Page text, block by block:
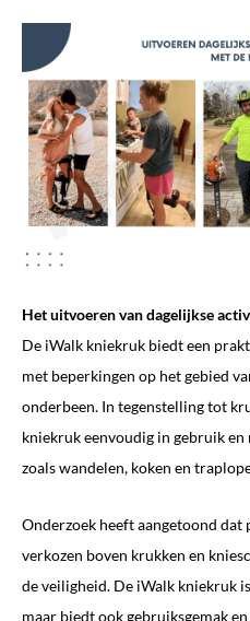
Het uitvoeren van dagelijkse
De iWalk kniekruk biedt een
met beperkingen op het gebied
onderbeen. In tegenstelling tot
kniekruk eenvoudig in gebruik
zoals wandelen, koken en
Onderzoek heeft aangetoond
verkozen boven krukken en
de veiligheid. De iWalk kniekruk
maar biedt ook gebruiksgemak